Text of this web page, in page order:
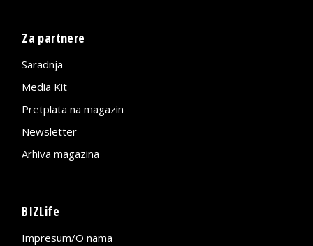
Za partnere
Saradnja
Media Kit
Pretplata na magazin
Newsletter
Arhiva magazina
BIZLife
Impresum/O nama